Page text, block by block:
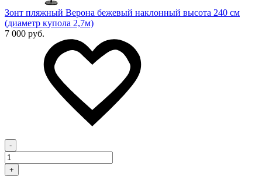
Зонт пляжный Верона бежевый наклонный высота 240 см
(диаметр купола 2,7м)
7 000 руб.
-
+